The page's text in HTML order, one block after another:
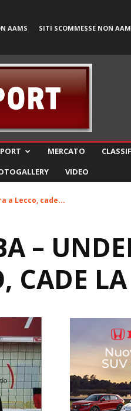
AAMS SITI SCOMMESSE NON
MERCATO
VIDEO
a Lecco, cade...
–
CADE